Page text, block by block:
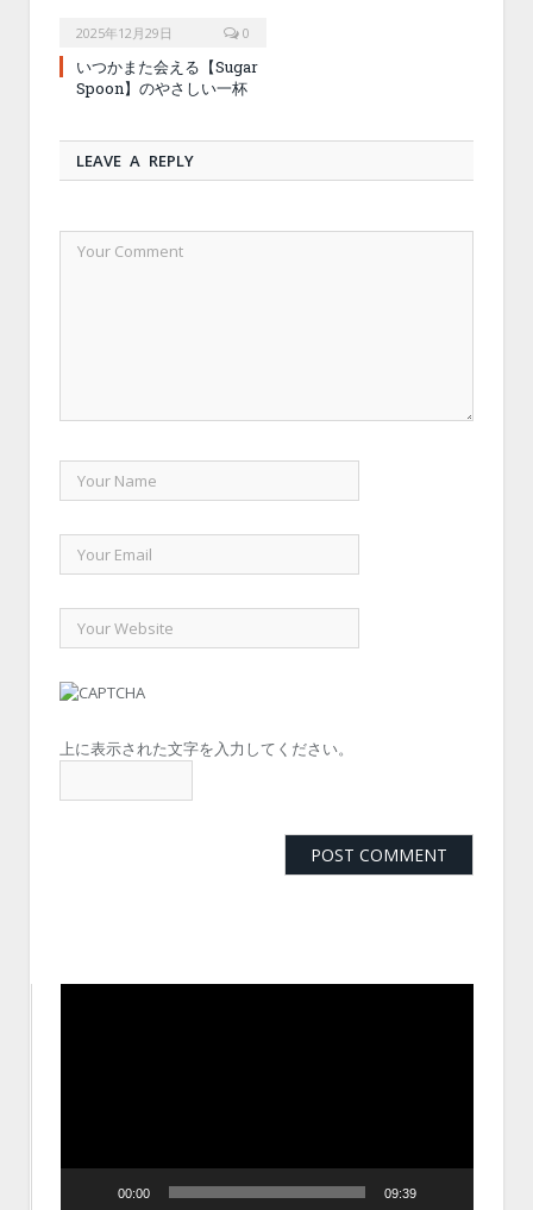
2025年12月29日 0
いつかまた会える【Sugar
Spoon】のやさしい一杯
LEAVE A REPLY
上に表示された文字を入力してください。
00:00 09:39